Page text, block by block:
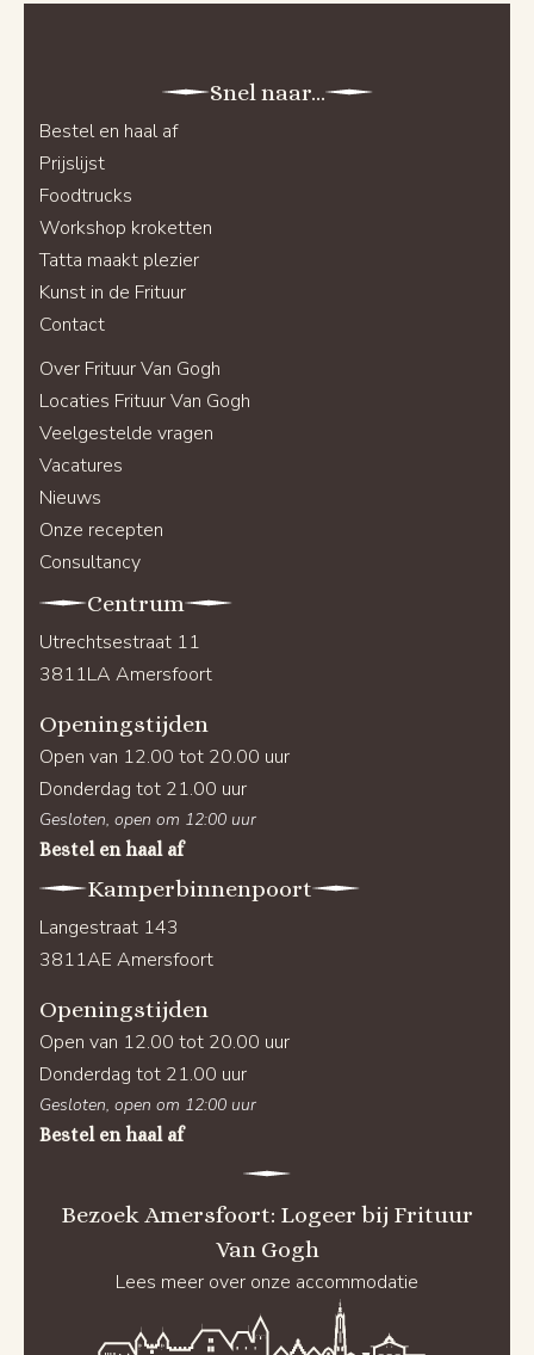
Snel naar...
Bestel en haal af
Prijslijst
Foodtrucks
Workshop kroketten
Tatta maakt plezier
Kunst in de Frituur
Contact
Over Frituur Van Gogh
Locaties Frituur Van Gogh
Veelgestelde vragen
Vacatures
Nieuws
Onze recepten
Consultancy
Centrum
Utrechtsestraat 11
3811LA Amersfoort
Openingstijden
Open van 12.00 tot 20.00 uur
Donderdag tot 21.00 uur
Gesloten, open om 12:00 uur
Bestel en haal af
Kamperbinnenpoort
Langestraat 143
3811AE Amersfoort
Openingstijden
Open van 12.00 tot 20.00 uur
Donderdag tot 21.00 uur
Gesloten, open om 12:00 uur
Bestel en haal af
Bezoek Amersfoort: Logeer bij Frituur
Van Gogh
Lees meer over onze accommodatie